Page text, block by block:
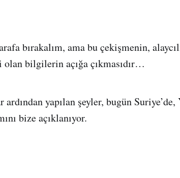
bırakalım, ama bu çekişmenin,
bilgilerin açığa çıkmasıdır…
yapılan şeyler, bugün Suriye’de,
bize açıklanıyor.